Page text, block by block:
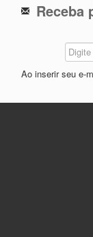
Receba
Ao inserir seu e-